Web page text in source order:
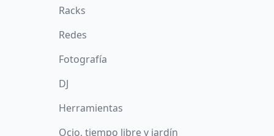
Racks
Redes
Fotografía
DJ
Herramientas
Ocio, tiempo libre y jardín